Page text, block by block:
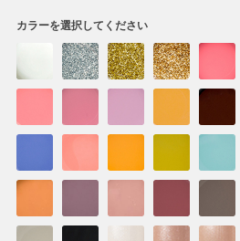
カラーを選択してください